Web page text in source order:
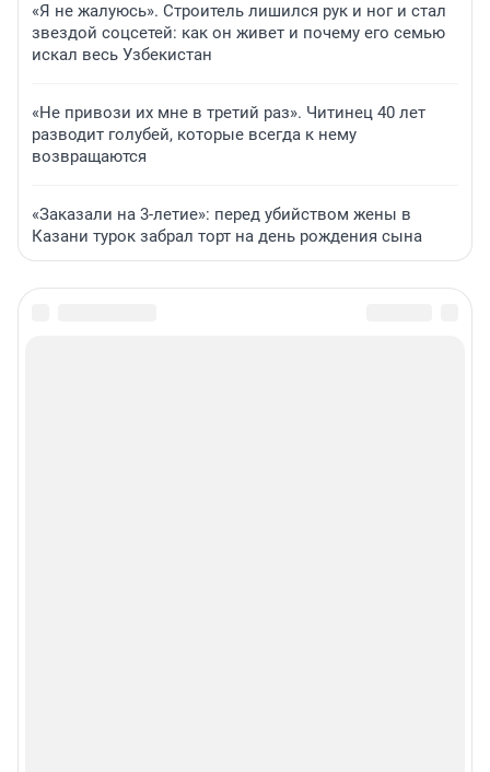
«Я не жалуюсь». Строитель лишился рук и ног и стал
звездой соцсетей: как он живет и почему его семью
искал весь Узбекистан
«Не привози их мне в третий раз». Читинец 40 лет
разводит голубей, которые всегда к нему
возвращаются
«Заказали на 3-летие»: перед убийством жены в
Казани турок забрал торт на день рождения сына